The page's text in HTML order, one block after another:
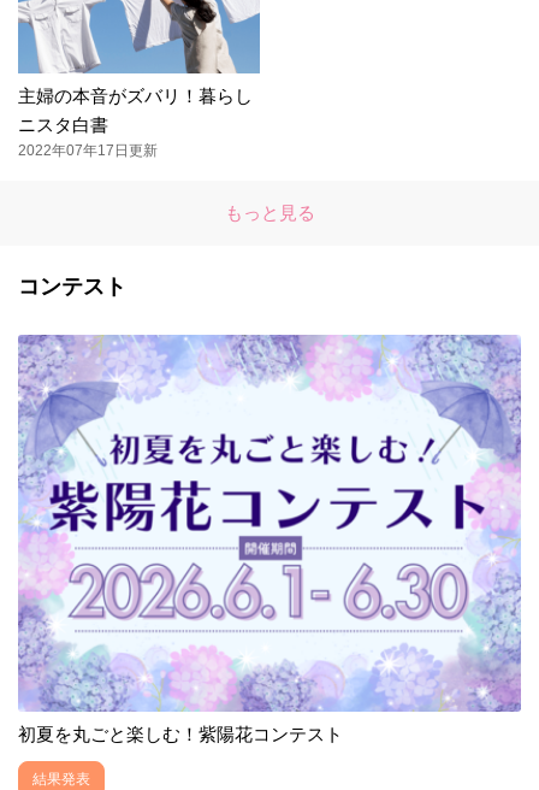
主婦の本音がズバリ！暮らし
ニスタ白書
2022年07年17日更新
もっと見る
コンテスト
初夏を丸ごと楽しむ！紫陽花コンテスト
結果発表